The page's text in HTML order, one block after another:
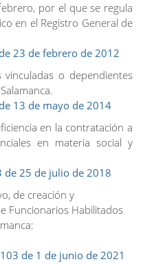
por el que se regula
en el Registro General de
23 de febrero de 2012
vinculadas o dependientes
13 de mayo de 2014
en la contratación a
en materia social y
de 25 de julio de 2018
de creación y
Funcionarios Habilitados
de 1 de junio de 2021